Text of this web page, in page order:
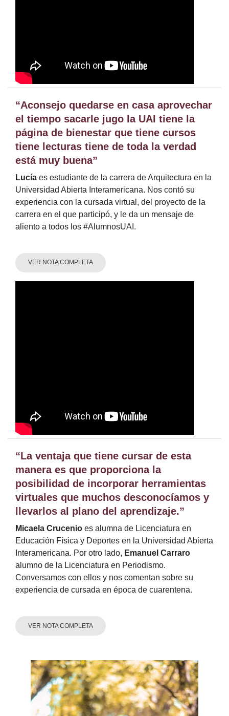
“Aconsejo quedarse en casa aprovechar
el tiempo sacarle jugo la UAI tiene la
página de bienestar que tiene cursos
tiene lecturas tiene de toda la verdad
está muy buena”
Lucía es estudiante de la carrera de Arquitectura en la
Universidad Abierta Interamericana. Nos contó su
experiencia con la cursada virtual, del proyecto de la
carrera en el que participó, y le da un mensaje de
aliento a todos los #AlumnosUAI.
VER NOTA COMPLETA
“La ventaja que tiene cursar de esta
manera es que proporciona la
posibilidad de incorporar herramientas
virtuales que muchos desconocíamos y
llevarlos al plano del aprendizaje.”
Micaela Crucenio es alumna de Licenciatura en
Educación Física y Deportes en la Universidad Abierta
Interamericana. Por otro lado, Emanuel Carraro
alumno de la Licenciatura en Periodismo.
Conversamos con ellos y nos comentan sobre su
experiencia de cursada en época de cuarentena.
VER NOTA COMPLETA